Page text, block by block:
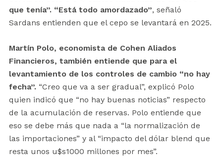
que tenía”. “Está todo amordazado”, señaló
Sardans entienden que el cepo se levantará en 2025.
Martín Polo, economista de Cohen Aliados
Financieros, también entiende que para el
levantamiento de los controles de cambio “no hay
fecha”.“Creo que va a ser gradual”, explicó Polo
quien indicó que “no hay buenas noticias” respecto
de la acumulación de reservas. Polo entiende que
eso se debe más que nada a “la normalización de
las importaciones” y al “impacto del dólar blend que
resta unos u$s1000 millones por mes”.